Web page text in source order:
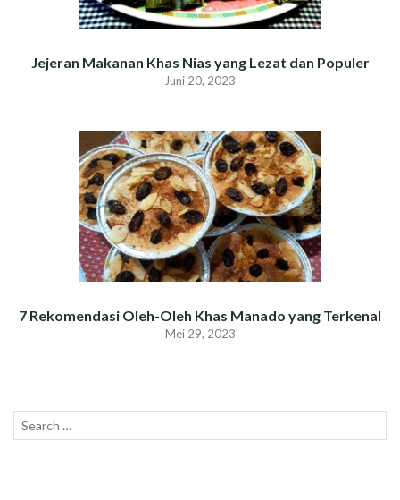
Jejeran Makanan Khas Nias yang Lezat dan Populer
Juni 20, 2023
7 Rekomendasi Oleh-Oleh Khas Manado yang Terkenal
Mei 29, 2023
Search